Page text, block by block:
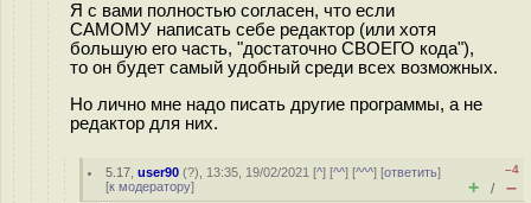
Я с вами полностью согласен, что если
САМОМУ написать себе редактор (или хотя
большую его часть, "достаточно СВОЕГО кода"),
то он будет самый удобный среди всех возможных.
Но лично мне надо писать другие программы, а не
редактор для них.
5.17 ,user90 (?), 13:35, 19/02/2021 [^] [^^] [^^^] [ответить]
[к модератору]
–4
+ / –